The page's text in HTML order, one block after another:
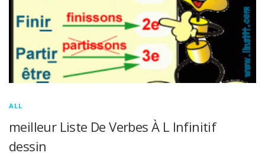
ALL
meilleur Liste De Verbes À L Infinitif
dessin